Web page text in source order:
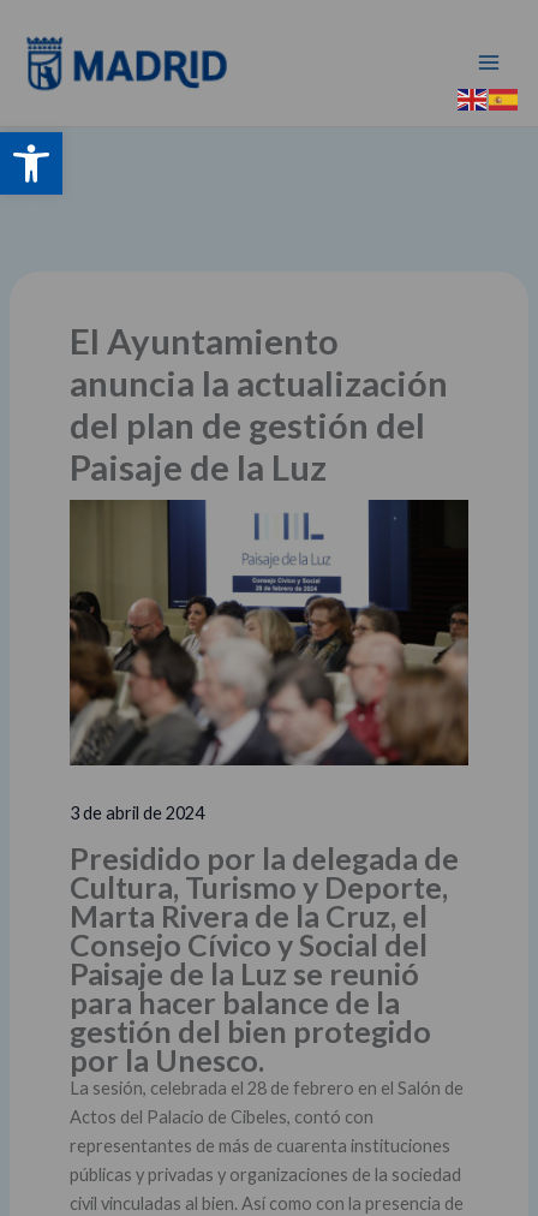
Abrir barra de herramientas
contenido
El Ayuntamiento
anuncia la actualización
del plan de gestión del
Paisaje de la Luz
3 de abril de 2024
Presidido por la delegada de
Cultura, Turismo y Deporte,
Marta Rivera de la Cruz, el
Consejo Cívico y Social del
Paisaje de la Luz se reunió
para hacer balance de la
gestión del bien protegido
por la Unesco.
La sesión, celebrada el 28 de febrero en el Salón de
Actos del Palacio de Cibeles, contó con
representantes de más de cuarenta instituciones
públicas y privadas y organizaciones de la sociedad
civil vinculadas al bien. Así como con la presencia de